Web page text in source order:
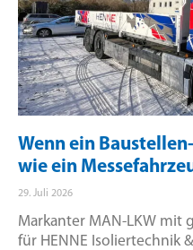
Wenn ein
wie ein
29. Juli 2026
Markanter MAN-LKW mit
für HENNE Isoliertechnik